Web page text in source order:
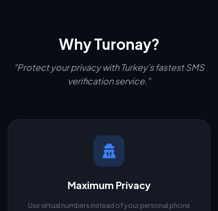
Why Turonay?
"Protect your privacy with Turkey's fastest SMS
verification service."
Maximum Privacy
Use virtual numbers instead of your personal phone